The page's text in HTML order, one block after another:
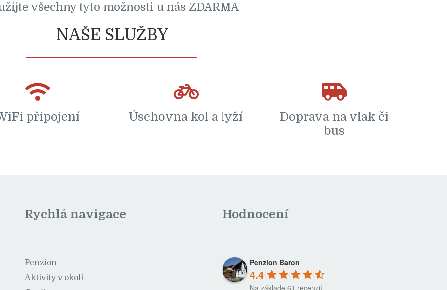
všechny tyto možnosti u nás ZDARMA
NAŠE SLUŽBY
připojení Úschovna kol a lyží
Doprava na vlak či
bus
Rychlá navigace
Penzion
Aktivity v okolí
Hodnocení
Penzion Baron
4.4
Na základe 61 recenzií